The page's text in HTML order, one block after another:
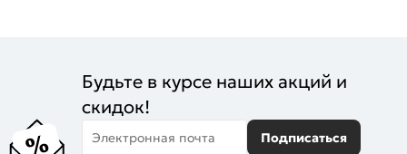
Будьте в курсе наших акций и
скидок!
Электронная почта Подписаться